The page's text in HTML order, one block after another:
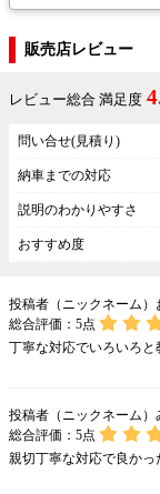
販売店レビュー
レビュー総合 満足度
問い合せ(見積り)
納車までの対応
説明のわかりやすさ
おすすめ度
投稿者（ニックネーム）
総合評価： 5点
丁寧な対応でいろいろと
投稿者（ニックネーム）
総合評価： 5点
親切丁寧な対応で良かっ